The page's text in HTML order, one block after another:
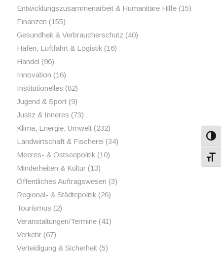
Entwicklungszusammenarbeit & Humanitäre Hilfe(15)
Finanzen (155)
Gesundheit & Verbraucherschutz (40)
Hafen, Luftfahrt & Logistik(16)
Handel (96)
Innovation (16)
Institutionelles (82)
Jugend & Sport(9)
Justiz & Inneres (73)
Klima, Energie, Umwelt(232)
Landwirtschaft & Fischerei (34)
Meeres- & Ostseepolitik(10)
Minderheiten & Kultur(13)
Öffentliches Auftragswesen (3)
Regional- & Städtepolitik(26)
Tourismus (2)
Veranstaltungen/Termine(41)
Verkehr(67)
Verteidigung & Sicherheit(5)